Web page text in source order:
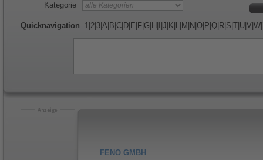
Kategorie
Quicknavigation 1 2 3 A B C D E F G H J K L M N O P Q R S T U V W
FENO GMBH